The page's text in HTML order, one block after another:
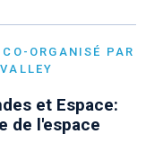
ORGANISÉ PAR
et Espace:
de l'espace